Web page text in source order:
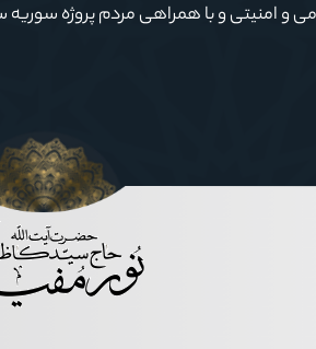
امنیتی و با همراهی مردم پروژه سوریه